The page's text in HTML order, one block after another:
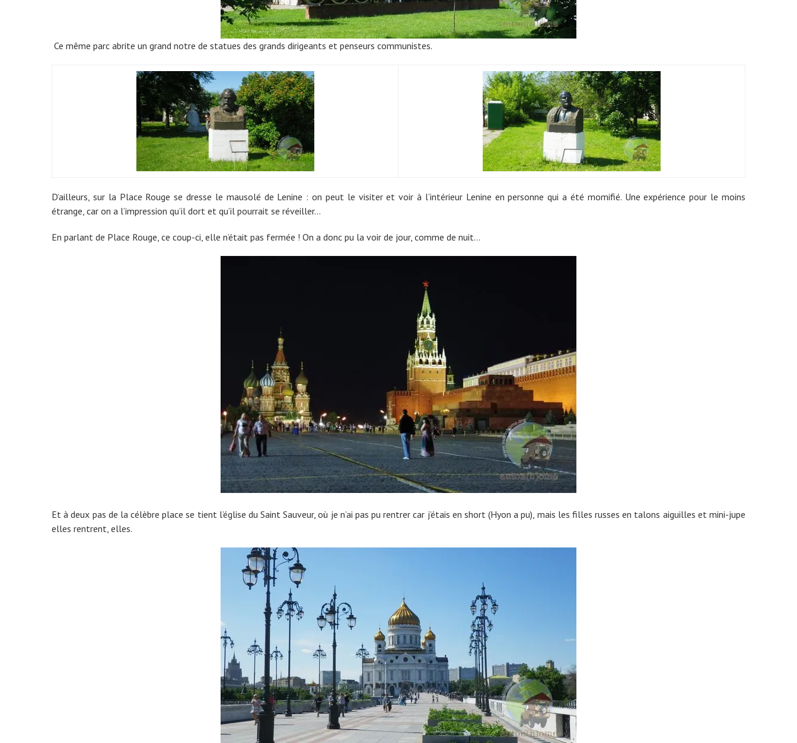
Ce même parc abrite un grand notre de statues des grands dirigeants et penseurs communistes.
D’ailleurs, sur la Place Rouge se dresse le mausolé de Lenine : on peut le visiter et voir à l’intérieur Lenine en personne qui a été momifié. Une expérience pour le moins
étrange, car on a l’impression qu’il dort et qu’il pourrait se réveiller…
En parlant de Place Rouge, ce coup-ci, elle n’était pas fermée ! On a donc pu la voir de jour, comme de nuit…
Et à deux pas de la célèbre place se tient l’église du Saint Sauveur, où je n’ai pas pu rentrer car j’étais en short (Hyon a pu), mais les filles russes en talons aiguilles et mini-jupe
elles rentrent, elles.